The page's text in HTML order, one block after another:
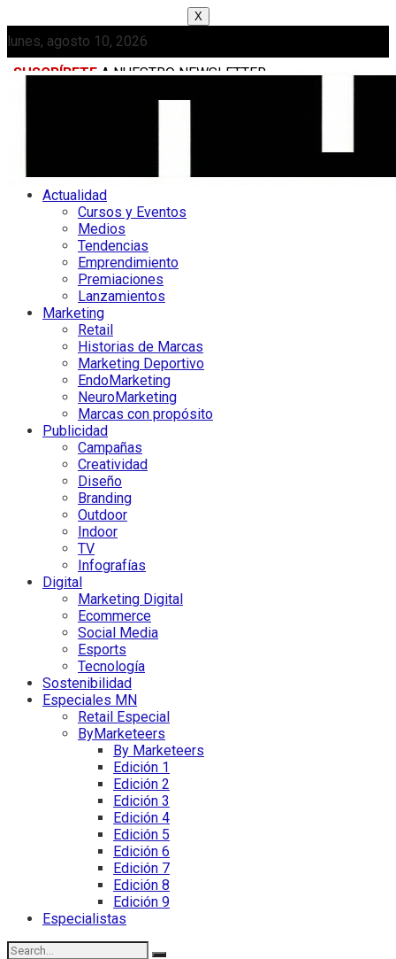
X
lunes, agosto 10, 2026
SUSCRÍBETE A NUESTRO NEWSLETTER
Actualidad
Cursos y Eventos
Medios
Tendencias
Emprendimiento
Premiaciones
Lanzamientos
Marketing
Retail
Historias de Marcas
Marketing Deportivo
EndoMarketing
NeuroMarketing
Marcas con propósito
Publicidad
Campañas
Creatividad
Diseño
Branding
Outdoor
Indoor
TV
Infografías
Digital
Marketing Digital
Ecommerce
Social Media
Esports
Tecnología
Sostenibilidad
Especiales MN
Retail Especial
ByMarketeers
By Marketeers
Edición 1
Edición 2
Edición 3
Edición 4
Edición 5
Edición 6
Edición 7
Edición 8
Edición 9
Especialistas